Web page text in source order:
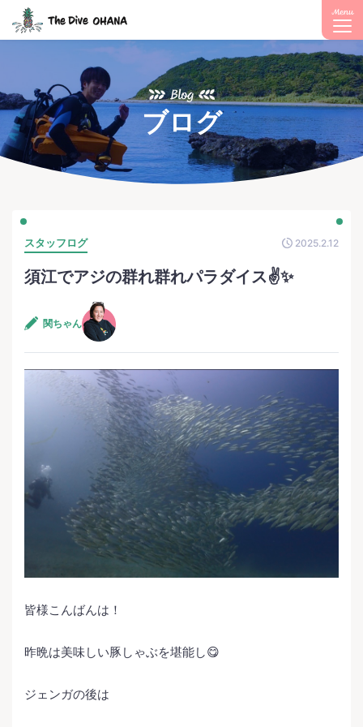
Menu
Blog
ブログ
スタッフログ 2025.2.12
須江でアジの群れ群れパラダイス✌️✨
関ちゃん
皆様こんばんは！
昨晩は美味しい豚しゃぶを堪能し😋
ジェンガの後は